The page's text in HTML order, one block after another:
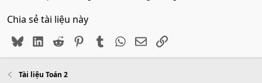
Chia sẻ tài liệu này
BlueskyLinkedIn
Reddit PinterestTumblr WhatsApp
EmailLink
Tài liệu Toán 2